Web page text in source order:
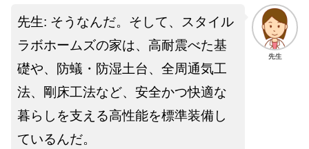
先生
先生: そうなんだ。そして、スタイル
ラボホームズの家は、高耐震べた基
礎や、防蟻・防湿土台、全周通気工
法、剛床工法など、安全かつ快適な
暮らしを支える高性能を標準装備し
ているんだ。